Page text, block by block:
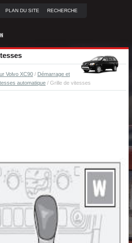
PLAN DU SITE RECHERCHE
Volvo XC90 / Démarrage et
automatique / Grille de vitesses